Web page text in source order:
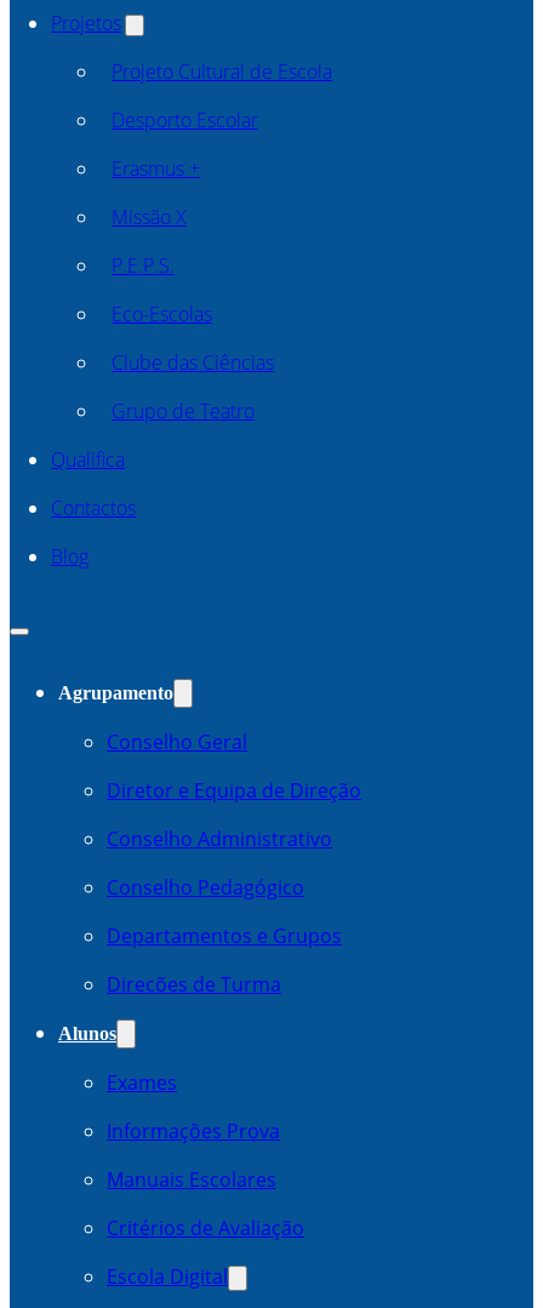
Projetos
Projeto Cultural de Escola
Desporto Escolar
Erasmus +
Missão X
P.E.P.S.
Eco-Escolas
Clube das Ciências
Grupo de Teatro
Qualifica
Contactos
Blog
Agrupamento
Conselho Geral
Diretor e Equipa de Direção
Conselho Administrativo
Conselho Pedagógico
Departamentos e Grupos
Direcões de Turma
Alunos
Exames
Informações Prova
Manuais Escolares
Critérios de Avaliação
Escola Digital